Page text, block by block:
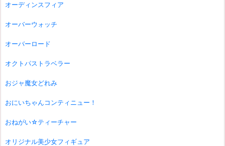
オーディンスフィア
オーバーウォッチ
オーバーロード
オクトパストラベラー
おジャ魔女どれみ
おにいちゃんコンティニュー！
おねがい☆ティーチャー
オリジナル美少女フィギュア